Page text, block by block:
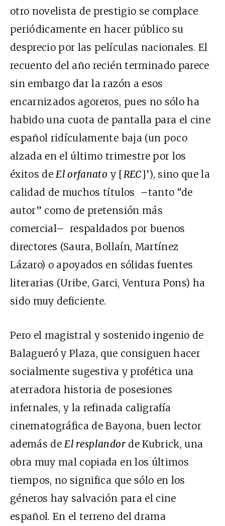
otro novelista de prestigio se complace
periódicamente en hacer público su
desprecio por las películas nacionales. El
recuento del año recién terminado parece
sin embargo dar la razón a esos
encarnizados agoreros, pues no sólo ha
habido una cuota de pantalla para el cine
español ridículamente baja (un poco
alzada en el último trimestre por los
éxitos deEl orfanato y [REC]’), sino que la
calidad de muchos títulos –tanto “de
autor” como de pretensión más
comercial– respaldados por buenos
directores (Saura, Bollaín, Martínez
Lázaro) o apoyados en sólidas fuentes
literarias (Uribe, Garci, Ventura Pons) ha
sido muy deficiente.
Pero el magistral y sostenido ingenio de
Balagueró y Plaza, que consiguen hacer
socialmente sugestiva y profética una
aterradora historia de posesiones
infernales, y la refinada caligrafía
cinematográfica de Bayona, buen lector
además deEl resplandorde Kubrick, una
obra muy mal copiada en los últimos
tiempos, no significa que sólo en los
géneros hay salvación para el cine
español. En el terreno del drama